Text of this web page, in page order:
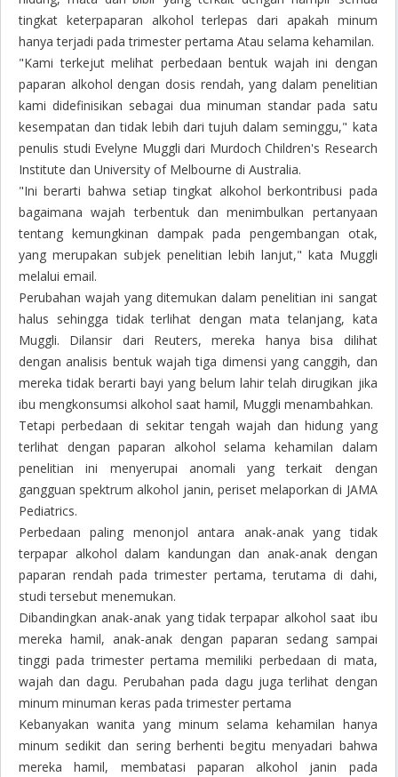
tingkat keterpaparan alkohol terlepas dari apakah minum
hanya terjadi pada trimester pertama Atau selama kehamilan.
"Kami terkejut melihat perbedaan bentuk wajah ini dengan
paparan alkohol dengan dosis rendah, yang dalam penelitian
kami didefinisikan sebagai dua minuman standar pada satu
kesempatan dan tidak lebih dari tujuh dalam seminggu," kata
penulis studi Evelyne Muggli dari Murdoch Children's Research
Institute dan University of Melbourne di Australia.
"Ini berarti bahwa setiap tingkat alkohol berkontribusi pada
bagaimana wajah terbentuk dan menimbulkan pertanyaan
tentang kemungkinan dampak pada pengembangan otak,
yang merupakan subjek penelitian lebih lanjut," kata Muggli
melalui email.
Perubahan wajah yang ditemukan dalam penelitian ini sangat
halus sehingga tidak terlihat dengan mata telanjang, kata
Muggli. Dilansir dari Reuters, mereka hanya bisa dilihat
dengan analisis bentuk wajah tiga dimensi yang canggih, dan
mereka tidak berarti bayi yang belum lahir telah dirugikan jika
ibu mengkonsumsi alkohol saat hamil, Muggli menambahkan.
Tetapi perbedaan di sekitar tengah wajah dan hidung yang
terlihat dengan paparan alkohol selama kehamilan dalam
penelitian ini menyerupai anomali yang terkait dengan
gangguan spektrum alkohol janin, periset melaporkan di JAMA
Pediatrics.
Perbedaan paling menonjol antara anak-anak yang tidak
terpapar alkohol dalam kandungan dan anak-anak dengan
paparan rendah pada trimester pertama, terutama di dahi,
studi tersebut menemukan.
Dibandingkan anak-anak yang tidak terpapar alkohol saat ibu
mereka hamil, anak-anak dengan paparan sedang sampai
tinggi pada trimester pertama memiliki perbedaan di mata,
wajah dan dagu. Perubahan pada dagu juga terlihat dengan
minum minuman keras pada trimester pertama
Kebanyakan wanita yang minum selama kehamilan hanya
minum sedikit dan sering berhenti begitu menyadari bahwa
mereka hamil, membatasi paparan alkohol janin pada